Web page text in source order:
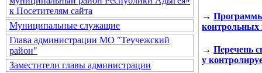
к Посетителям сайта
Муниципальные служащие
Глава администрации МО "Теучежский
район"
Заместители главы администрации
→
контрольных
→ Перечень
у